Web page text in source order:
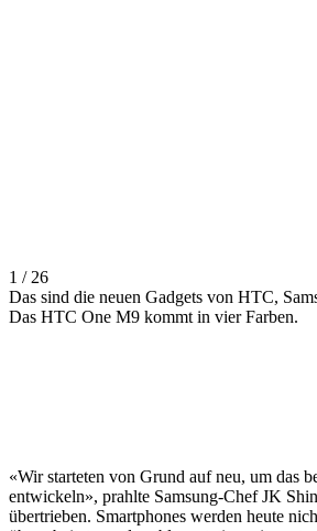
1 / 26
Das sind die neuen Gadgets von HTC,
Das HTC One M9 kommt in vier Farben.
«Wir starteten von Grund auf neu, um das
entwickeln», prahlte Samsung-Chef JK
übertrieben. Smartphones werden heute